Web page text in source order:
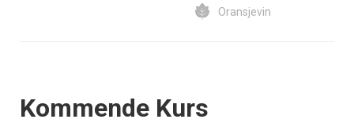
Oransjevin
Events
Kommende Kurs